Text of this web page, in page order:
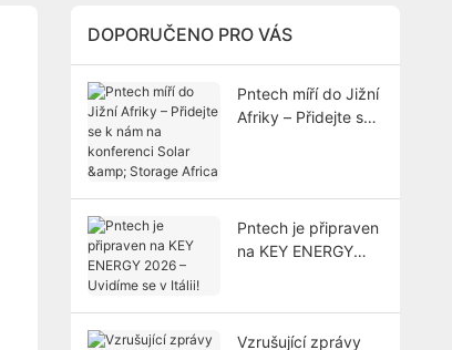
DOPORUČENO PRO VÁS
Pntech míří do Jižní
Afriky – Přidejte se
Pntech je připraven
na KEY ENERGY
Vzrušující zprávy